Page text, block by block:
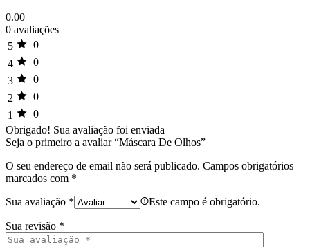
0.00
0 avaliações
5
0
4
0
3
0
2
0
1
0
Obrigado! Sua avaliação foi enviada
Seja o primeiro a avaliar “Máscara De Olhos”
O seu endereço de email não será publicado. Campos obrigatórios
marcados com *
Sua avaliação * Este campo é obrigatório.
Sua revisão *